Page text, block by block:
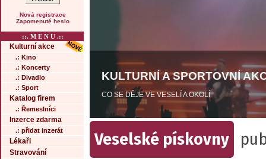
Nová registrace
Zapomenuté heslo
::. M E N U .::
Kulturní akce
.: Kino
.: Koncerty
.: Divadlo
.: Sport
Katalog firem
.: Řemeslníci
Inzerce zdarma
.: přidat inzerát
Lékaři
Stravování
KULTURNÍ A SPORTOVNÍ
CO SE DĚJE VE VESELÍ A OKOLÍ
Veselské pískovny